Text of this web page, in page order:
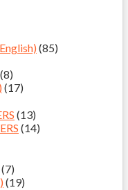
(85)
(8)
(17)
(13)
(14)
(7)
(19)